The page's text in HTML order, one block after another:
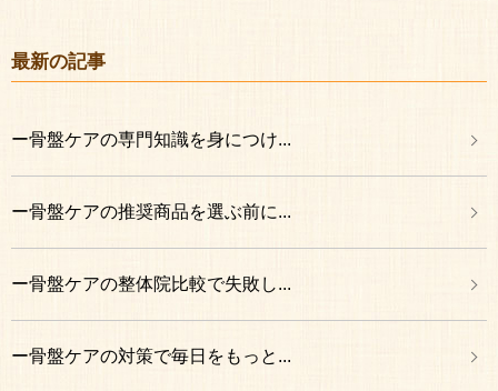
最新の記事
ー骨盤ケアの専門知識を身につけ...
ー骨盤ケアの推奨商品を選ぶ前に...
ー骨盤ケアの整体院比較で失敗し...
ー骨盤ケアの対策で毎日をもっと...